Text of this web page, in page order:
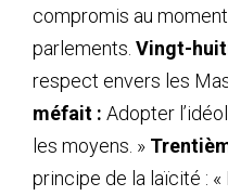
compromis au
parlements. Vingt-
respect envers les
méfait : Adopter
les moyens. »
principe de la laïcité :